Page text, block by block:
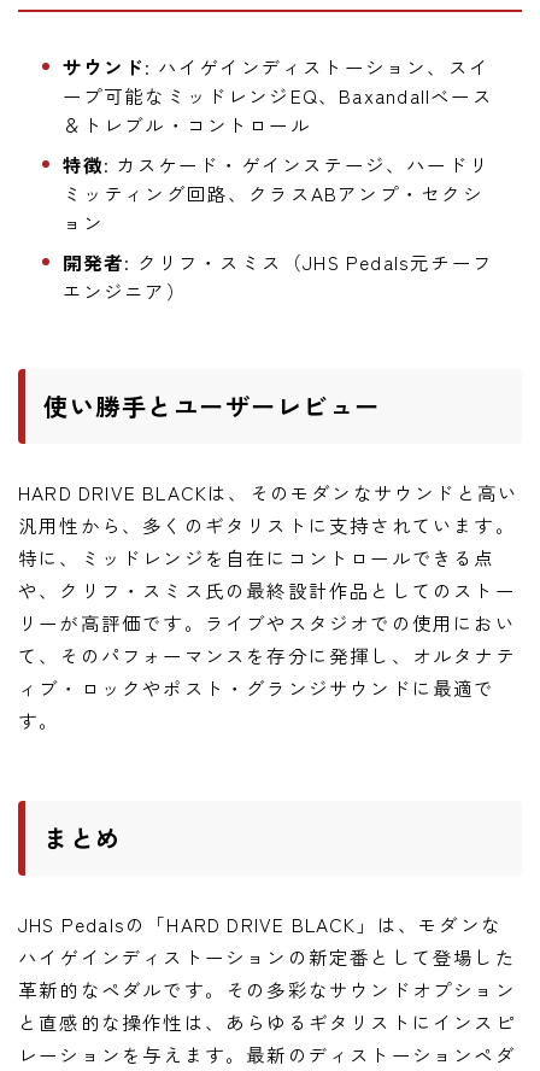
サウンド: ハイゲインディストーション、スイ
ープ可能なミッドレンジEQ、Baxandallベース
＆トレブル・コントロール
特徴: カスケード・ゲインステージ、ハードリ
ミッティング回路、クラスABアンプ・セクシ
ョン
開発者: クリフ・スミス（JHS Pedals元チーフ
エンジニア）
使い勝手とユーザーレビュー
HARD DRIVE BLACKは、そのモダンなサウンドと高い
汎用性から、多くのギタリストに支持されています。
特に、ミッドレンジを自在にコントロールできる点
や、クリフ・スミス氏の最終設計作品としてのストー
リーが高評価です。ライブやスタジオでの使用におい
て、そのパフォーマンスを存分に発揮し、オルタナテ
ィブ・ロックやポスト・グランジサウンドに最適で
す。
まとめ
JHS Pedalsの「HARD DRIVE BLACK」は、モダンな
ハイゲインディストーションの新定番として登場した
革新的なペダルです。その多彩なサウンドオプション
と直感的な操作性は、あらゆるギタリストにインスピ
レーションを与えます。最新のディストーションペダ